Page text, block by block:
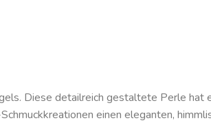
Diese detailreich gestaltete Perle hat
einen eleganten,